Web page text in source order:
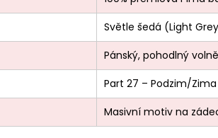
Světle šedá (Light
Pánský, pohodlný
Part 27 – Podzim/Zima
Masivní motiv na